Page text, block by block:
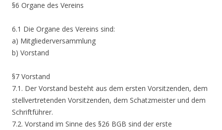
§6 Organe des Vereins
6.1 Die Organe des Vereins sind:
a) Mitgliederversammlung
b) Vorstand
§7 Vorstand
7.1. Der Vorstand besteht aus dem ersten Vorsitzenden, dem
stellvertretenden Vorsitzenden, dem Schatzmeister und dem
Schriftführer.
7.2. Vorstand im Sinne des §26 BGB sind der erste